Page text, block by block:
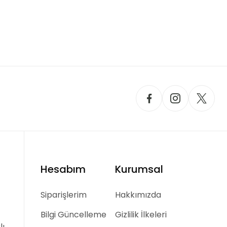
Hesabım
Siparişlerim
Bilgi Güncelleme
Kurumsal
Hakkımızda
Gizlilik İlkeleri